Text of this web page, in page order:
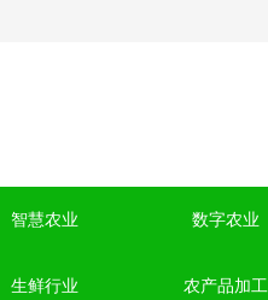
智慧农业 数字农业
生鲜行业 农产品加工